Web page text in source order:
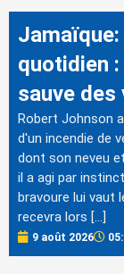
quotidien
sauve des
Robert Johnson
d'un incendie de
dont son neveu
il a agi par
bravoure lui vaut
recevra lors […]
9 août 2026